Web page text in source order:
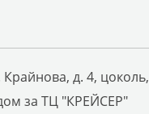
д. 4, цоколь,
за ТЦ "КРЕЙСЕР"